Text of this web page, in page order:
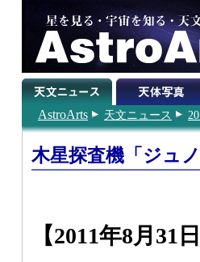
AstroArts 天文ニュース
木星探査機「ジュ
【2011年8月31日